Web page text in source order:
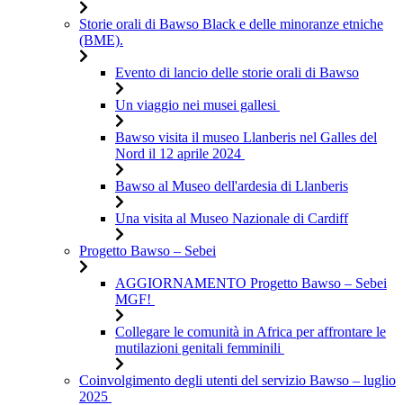
Storie orali di Bawso Black e delle minoranze etniche
(BME).
Evento di lancio delle storie orali di Bawso
Un viaggio nei musei gallesi
Bawso visita il museo Llanberis nel Galles del
Nord il 12 aprile 2024
Bawso al Museo dell'ardesia di Llanberis
Una visita al Museo Nazionale di Cardiff
Progetto Bawso – Sebei
AGGIORNAMENTO Progetto Bawso – Sebei
MGF!
Collegare le comunità in Africa per affrontare le
mutilazioni genitali femminili
Coinvolgimento degli utenti del servizio Bawso – luglio
2025